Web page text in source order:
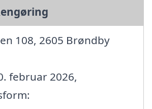
108, 2605 Brøndby
februar 2026,